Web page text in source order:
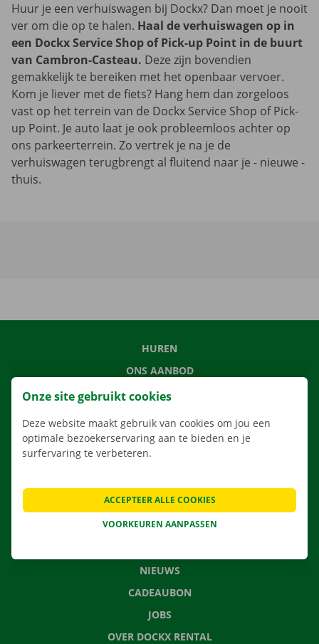
Huur je een verhuiswagen bij Dockx? Dan moet je nooit
ver om die op te halen. Haal de verhuiswagen op in
een Dockx Service Shop of Pick-up Point in de buurt
van Cambron-Casteau. Deze zijn bovendien
gemakkelijk te bereiken met het openbaar vervoer.
Kom je liever met de fiets? Hang hem dan zorgeloos
vast op het terrein van de Dockx Service Shop of Pick-
up Point. Je auto laat je ook probleemloos achter op
ons parkeerterrein. Zo vertrek je na je de
verhuiswagen terugbrengt al fluitend naar je - nieuwe -
thuis.
HUREN
ONS AANBOD
ONZE DIENSTEN
APP
VERHUISOPLOSSINGEN
CONTACTEER ONS
NIEUWS
CADEAUBON
JOBS
OVER DOCKX RENTAL
Onze site gebruikt cookies
Deze website maakt gebruik van cookies om jou een
optimale bezoekerservaring aan te bieden en je
surfervaring te verbeteren.
VOORKEUREN AANPASSEN
ACCEPTEER ALLE COOKIES